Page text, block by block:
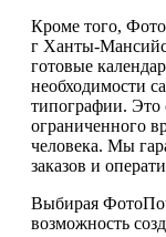
Кроме того,
г Ханты-
готовые
необходимости
типографии. Это
ограниченного
человека. Мы
заказов и
Выбирая
возможность